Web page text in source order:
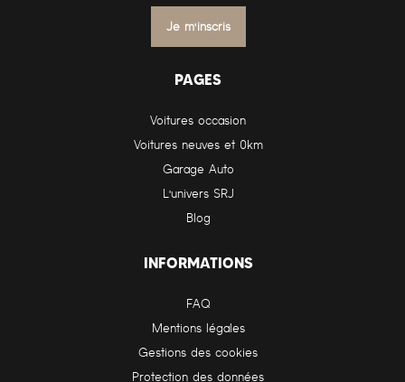
Je m'inscris
PAGES
Voitures occasion
Voitures neuves et 0km
Garage Auto
L'univers SRJ
Blog
INFORMATIONS
FAQ
Mentions légales
Gestions des cookies
Protection des données